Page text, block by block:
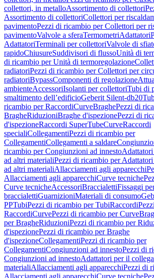
collettori, in metalloAssortimento di collettori
Assortimento di collettoriCollettori per
pavimentoPezzi di ricambio per Collettori per
pavimentoValvole a sferaTermometriAdattatori
AdattatoriTerminali per collettoriValvole di
rapidoChiusureSuddivisori di flussoUnità di
di ricambio per Unità di termoregolazione
radiatoriPezzi di ricambio per Collettori per
radiatoriBypassComponenti di regolazione
ambienteAccessoriIsolanti per collettoriTubi di
smaltimento dell’edificioGeberit Silent-db20
ricambio per RaccordiCurveBraghePezzi di
BragheRiduzioniBraghe d'ispezionePezzi di
d'ispezioneRaccordi SuperTubeCurveRaccordi
specialiCollegamentiPezzi di ricambio per
CollegamentiCollegamenti a saldare
ricambio per Congiunzioni ad innesto
ad altri materialiPezzi di ricambio per
ad altri materialiAllacciamenti agli apparecchi
Allacciamenti agli apparecchiCurve tecniche
Curve tecnicheAccessoriBraccialettiFissaggi
braccialettiGuarnizioniMateriali di consumo
PPTubiPezzi di ricambio per TubiRaccordi
RaccordiCurvePezzi di ricambio per Curve
per BragheRiduzioniPezzi di ricambio per
d'ispezionePezzi di ricambio per Braghe
d'ispezioneCollegamentiPezzi di ricambio per
CollegamentiCongiunzioni ad innestoPezzi di
Congiunzioni ad innestoAdattatori per il
materialiAllacciamenti agli apparecchiPezzi di
Allacciamenti agli apparecchiCurve tecniche